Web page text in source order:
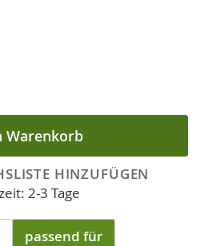
Warenkorb
HINZUFÜGEN
2-3 Tage
passend für